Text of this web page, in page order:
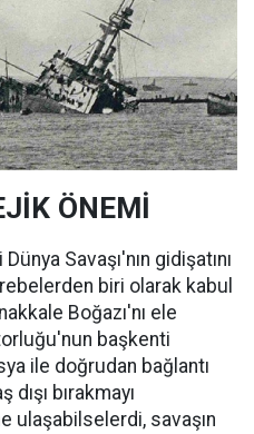
ÖNEMİ
Savaşı'nın gidişatını
biri olarak kabul
Boğazı'nı ele
başkenti
ile doğrudan bağlantı
dışı bırakmayı
ulaşabilselerdi, savaşın